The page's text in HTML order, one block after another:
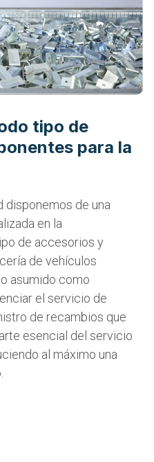
tipo de
para la
disponemos de una
en la
de accesorios y
de vehículos
asumido como
el servicio de
de recambios que
esencial del servicio
al máximo una